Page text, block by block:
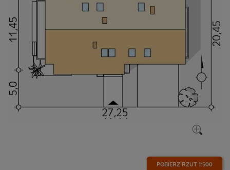
POBIERZ RZUT 1:500